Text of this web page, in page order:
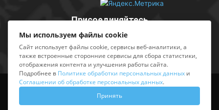
Присоединяйтесь
Выходные данные Sing in
© АМУ «Редакция газеты «Волжская правда», 2012-2026
Мы используем файлы cookie
Сайт использует файлы cookie, сервисы веб-аналитики, а
также встроенные сторонние сервисы для сбора статистики,
отображения контента и улучшения работы сайта.
Подробнее в Политике обработки персональных данных и
Соглашении об обработке персональных данных.
Принять